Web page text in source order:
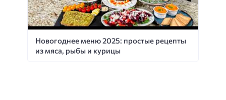
Новогоднее меню 2025: простые рецепты
из мяса, рыбы и курицы